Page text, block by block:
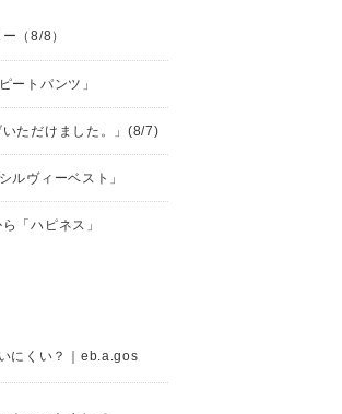
（8/8）
ートパンツ」
ただけました。」(8/7)
ルヴィーベスト」
「ハピネス」
にくい？｜eb.a.gos